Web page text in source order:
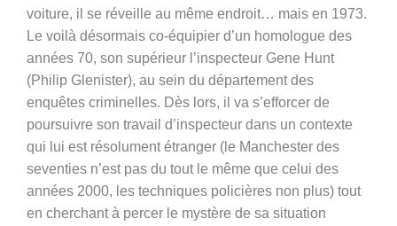
voiture, il se réveille au même endroit… mais en 1973.
Le voilà désormais co-équipier d’un homologue des
années 70, son supérieur l’inspecteur Gene Hunt
(Philip Glenister), au sein du département des
enquêtes criminelles. Dès lors, il va s’efforcer de
poursuivre son travail d’inspecteur dans un contexte
qui lui est résolument étranger (le Manchester des
seventies n’est pas du tout le même que celui des
années 2000, les techniques policières non plus) tout
en cherchant à percer le mystère de sa situation